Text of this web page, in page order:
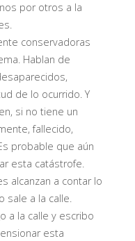
por otros a la
conservadoras
Hablan de
de lo ocurrido. Y
si no tiene un
fallecido,
probable que aún
esta catástrofe.
alcanzan a contar lo
sale a la calle.
a la calle y escribo
esta